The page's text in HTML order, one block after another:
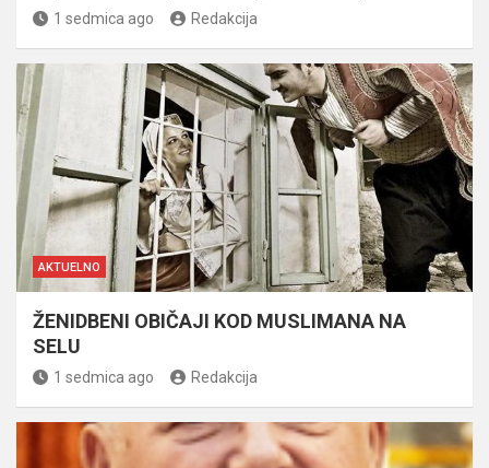
1 sedmica ago Redakcija
AKTUELNO
ŽENIDBENI OBIČAJI KOD MUSLIMANA NA
SELU
1 sedmica ago Redakcija